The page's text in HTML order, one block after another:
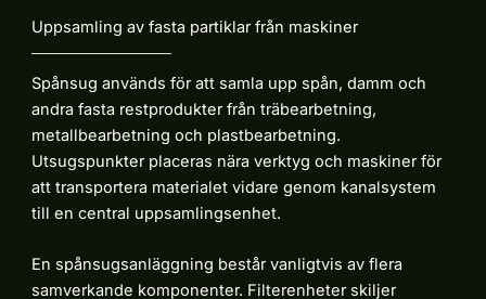
Uppsamling av fasta partiklar från maskiner
Spånsug används för att samla upp spån, damm och
andra fasta restprodukter från träbearbetning,
metallbearbetning och plastbearbetning.
Utsugspunkter placeras nära verktyg och maskiner för
att transportera materialet vidare genom kanalsystem
till en central uppsamlingsenhet.
En spånsugsanläggning består vanligtvis av flera
samverkande komponenter. Filterenheter skiljer
n